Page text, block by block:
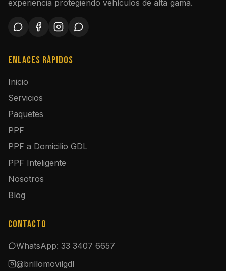
experiencia protegiendo vehículos de alta gama.
Enlaces Rápidos
Inicio
Servicios
Paquetes
PPF
PPF a Domicilio GDL
PPF Inteligente
Nosotros
Blog
Contacto
WhatsApp: 33 3407 6657
@brillomovilgdl